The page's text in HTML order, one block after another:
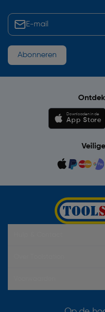
Abonneren
Downloaden in de
App Store